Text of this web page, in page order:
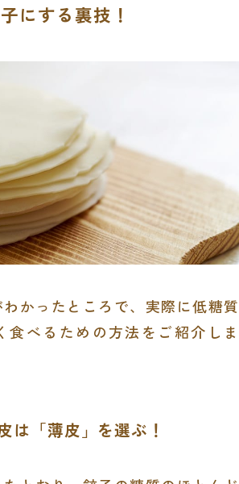
にする裏技！
かったところで、実際に低糖質
食べるための方法をご紹介しま
「薄皮」を選ぶ！